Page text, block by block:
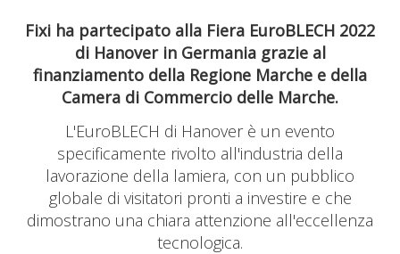
Fixi ha partecipato alla Fiera EuroBLECH 2022
di Hanover in Germania grazie al
finanziamento della Regione Marche e della
Camera di Commercio delle Marche.
L'EuroBLECH di Hanover è un evento
specificamente rivolto all'industria della
lavorazione della lamiera, con un pubblico
globale di visitatori pronti a investire e che
dimostrano una chiara attenzione all'eccellenza
tecnologica.